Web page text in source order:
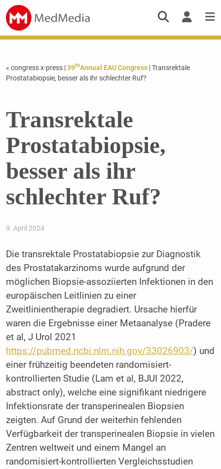
« congress x-press |39thAnnual EAU Congress| Transrektale
Prostatabiopsie, besser als ihr schlechter Ruf?
Transrektale
Prostatabiopsie,
besser als ihr
schlechter Ruf?
9. April 2024
Die transrektale Prostatabiopsie zur Diagnostik
des Prostatakarzinoms wurde aufgrund der
möglichen Biopsie-assoziierten Infektionen in den
europäischen Leitlinien zu einer
Zweitlinientherapie degradiert. Ursache hierfür
waren die Ergebnisse einer Metaanalyse (Pradere
et al, J Urol 2021
https://pubmed.ncbi.nlm.nih.gov/33026903/) und
einer frühzeitig beendeten randomisiert-
kontrollierten Studie (Lam et al, BJUI 2022,
abstract only), welche eine signifikant niedrigere
Infektionsrate der transperinealen Biopsien
zeigten. Auf Grund der weiterhin fehlenden
Verfügbarkeit der transperinealen Biopsie in vielen
Zentren weltweit und einem Mangel an
randomisiert-kontrollierten Vergleichsstudien